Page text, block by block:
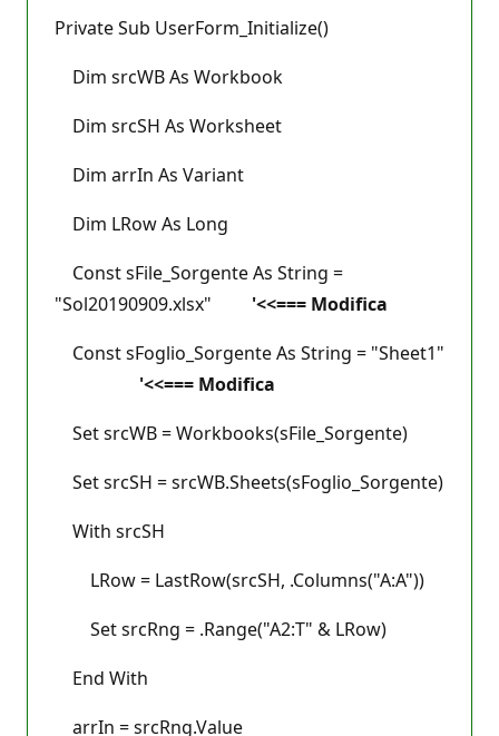
Private Sub UserForm_Initialize()
Dim srcWB As Workbook
Dim srcSH As Worksheet
Dim arrIn As Variant
Dim LRow As Long
Const sFile_Sorgente As String =
"Sol20190909.xlsx" '<<=== Modifica
Const sFoglio_Sorgente As String = "Sheet1"
'<<=== Modifica
Set srcWB = Workbooks(sFile_Sorgente)
Set srcSH = srcWB.Sheets(sFoglio_Sorgente)
With srcSH
LRow = LastRow(srcSH, .Columns("A:A"))
Set srcRng = .Range("A2:T" & LRow)
End With
arrIn = srcRng.Value